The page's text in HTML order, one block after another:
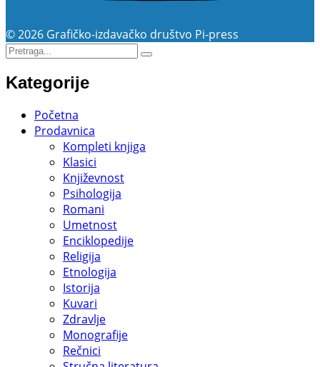
© 2026 Grafičko-izdavačko društvo Pi-press
Kategorije
Početna
Prodavnica
Kompleti knjiga
Klasici
Književnost
Psihologija
Romani
Umetnost
Enciklopedije
Religija
Etnologija
Istorija
Kuvari
Zdravlje
Monografije
Rečnici